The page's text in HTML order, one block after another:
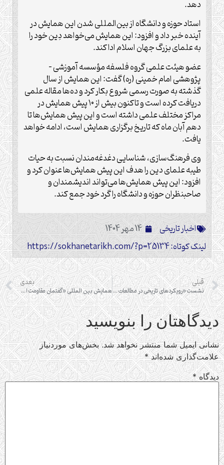
دهد.
استاد حوزه و دانشگاه از بین‌المللی شدن این همایش در
آینده خبر داد و افزود: این همایش می‌خواهد دِین خود را
به علمای بزرگ جهان اسلام ادا کند.
عضو هیئت‌ علمی گروه فلسفه مؤسسه آموزشی –
پژوهشی امام خمینی (ره) گفت: این همایش از سال
گذشته به صورت رسمی شروع بکار کرد و ده‌ها مقاله علمی
دریافت کرده است و تاکنون بیش از ۱۰ پیش همایش در
مراکز مختلف علمی داشته است و این پیش همایش‌ها تا
دهم آبان ماه که تاریخ برگزاری همایش است، ادامه خواهد
یافت.
وی فرهنگ‌سازی، شناسایی دغدغه‌مندان نسبت به حیات
طیبه علمای دین را هدف این پیش همایش‌ها عنوان کرد و
افزود: این پیش همایش‌ها می‌تواند اندیشمندان و
صاحبنظران حوزه و دانشگاه را گرد خود جمع کند.
اخبار تاریخی
14 مهر 1404
لینک کوتاه: https://sokhanetarikh.com/?p=25134
قبلی
نشست «رویکردهای تاریخی در مطالعات اسلامی ایران؛ نقشه راهی برای پژوهش‌های بومی و میان‌رشته‌ای»
بعدی
همایش بین المللی «گفتمان مقاومت اسلامی در عرصه علوم انسانی»
دیدگاهتان را بنویسید
نشانی ایمیل شما منتشر نخواهد شد. بخش‌های موردنیاز
علامت‌گذاری شده‌اند*
دیدگاه *